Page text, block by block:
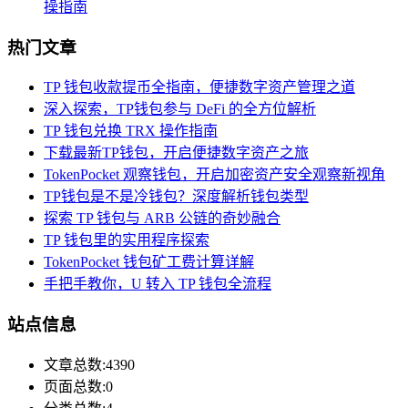
操指南
热门文章
TP 钱包收款提币全指南，便捷数字资产管理之道
深入探索，TP钱包参与 DeFi 的全方位解析
TP 钱包兑换 TRX 操作指南
下载最新TP钱包，开启便捷数字资产之旅
TokenPocket 观察钱包，开启加密资产安全观察新视角
TP钱包是不是冷钱包？深度解析钱包类型
探索 TP 钱包与 ARB 公链的奇妙融合
TP 钱包里的实用程序探索
TokenPocket 钱包矿工费计算详解
手把手教你，U 转入 TP 钱包全流程
站点信息
文章总数:4390
页面总数:0